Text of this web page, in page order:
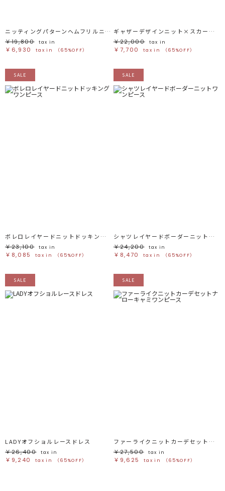
ニッティングパターンヘムフリルニットワンピース
￥19,800
tax in
￥6,930 tax in （65%OFF）
ギャザーデザインニット×スカートセットアップ
￥22,000
tax in
￥7,700 tax in （65%OFF）
SALE
ボレロレイヤードニットドッキングワンピース
￥23,100
tax in
￥8,085 tax in （65%OFF）
SALE
シャツレイヤードボーダーニットワンピース
￥24,200
tax in
￥8,470 tax in （65%OFF）
SALE
LADYオフショルレースドレス
￥26,400
tax in
￥9,240 tax in （65%OFF）
SALE
ファーライクニットカーデセットナローキャミワンピース
￥27,500
tax in
￥9,625 tax in （65%OFF）